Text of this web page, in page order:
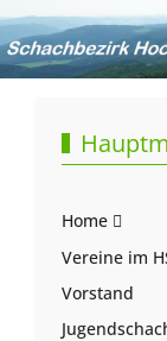
Home
Vereine im
Vorstand